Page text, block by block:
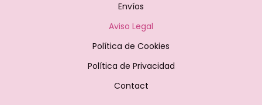
Envíos
Aviso Legal
Política de Cookies
Política de Privacidad
Contact